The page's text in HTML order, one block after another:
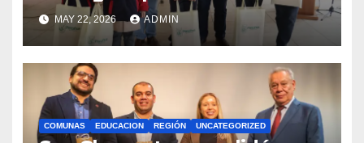
estudiantes con recursos del
Royalty Minero
MAY 22, 2026 ADMIN
COMUNAS EDUCACION REGIÓN UNCATEGORIZED